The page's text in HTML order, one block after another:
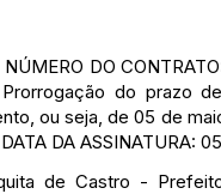
DO
Prorrogação do
ou seja, de 05 de
DA ASSINATURA:
de Castro -